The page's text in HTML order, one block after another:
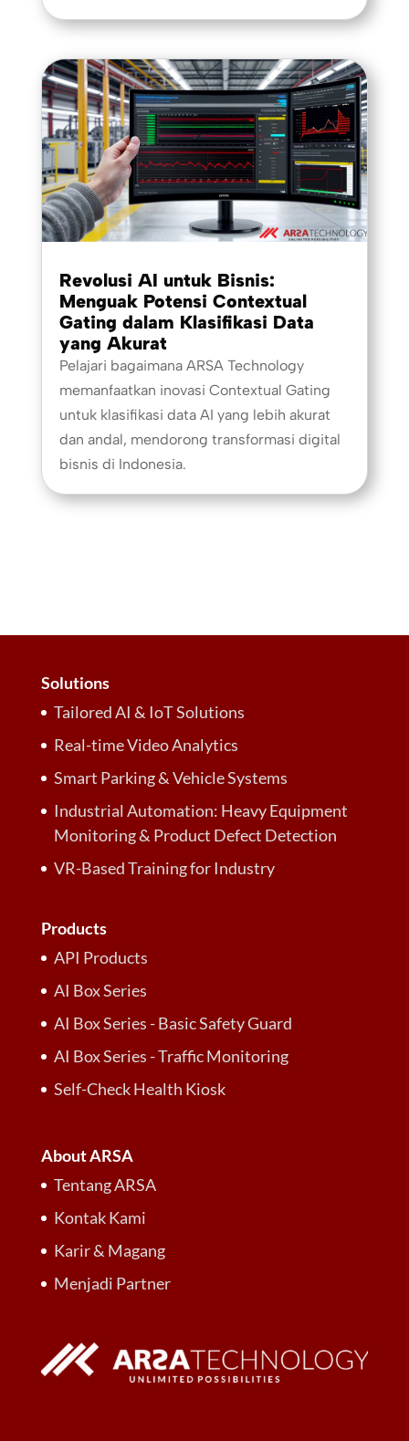
Revolusi AI untuk Bisnis:
Menguak Potensi Contextual
Gating dalam Klasifikasi Data
yang Akurat
Pelajari bagaimana ARSA Technology
memanfaatkan inovasi Contextual Gating
untuk klasifikasi data AI yang lebih akurat
dan andal, mendorong transformasi digital
bisnis di Indonesia.
Solutions
Tailored AI & IoT Solutions
Real-time Video Analytics
Smart Parking & Vehicle Systems
Industrial Automation: Heavy Equipment
Monitoring & Product Defect Detection
VR-Based Training for Industry
Products
API Products
AI Box Series
AI Box Series - Basic Safety Guard
AI Box Series - Traffic Monitoring
Self-Check Health Kiosk
About ARSA
Tentang ARSA
Kontak Kami
Karir & Magang
Menjadi Partner